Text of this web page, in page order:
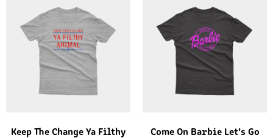
Keep The Change Ya Filthy
Come On Barbie Let’s Go